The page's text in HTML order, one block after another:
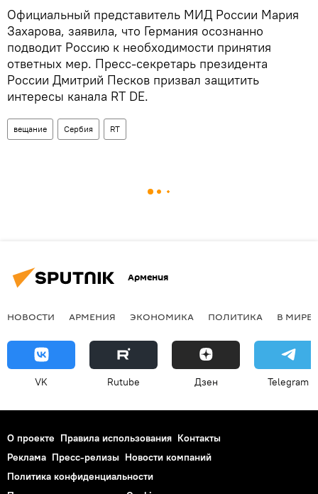
Официальный представитель МИД России Мария
Захарова, заявила, что Германия осознанно
подводит Россию к необходимости принятия
ответных мер. Пресс-секретарь президента
России Дмитрий Песков призвал защитить
интересы канала RT DE.
вещание Сербия RT
Армения
НОВОСТИ АРМЕНИЯ ЭКОНОМИКА ПОЛИТИКА В МИРЕ
VK Rutube Дзен Telegram
О проекте Правила использования Контакты
Реклама Пресс-релизы Новости компаний
Политика конфиденциальности